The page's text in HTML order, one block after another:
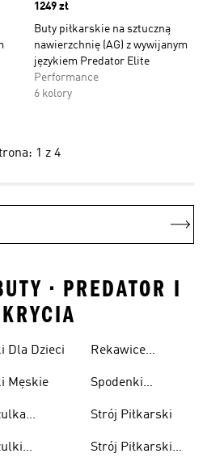
Price
1249 zł
Buty piłkarskie na sztuczną
nawierzchnię (AG) z wywijanym
językiem Predator Elite
Performance
6 kolory
1 z 4
• PREDATOR I
Dla Dzieci
Męskie
Rekawice
Spodenki
Strój Piłkarski
Strój Piłkarski